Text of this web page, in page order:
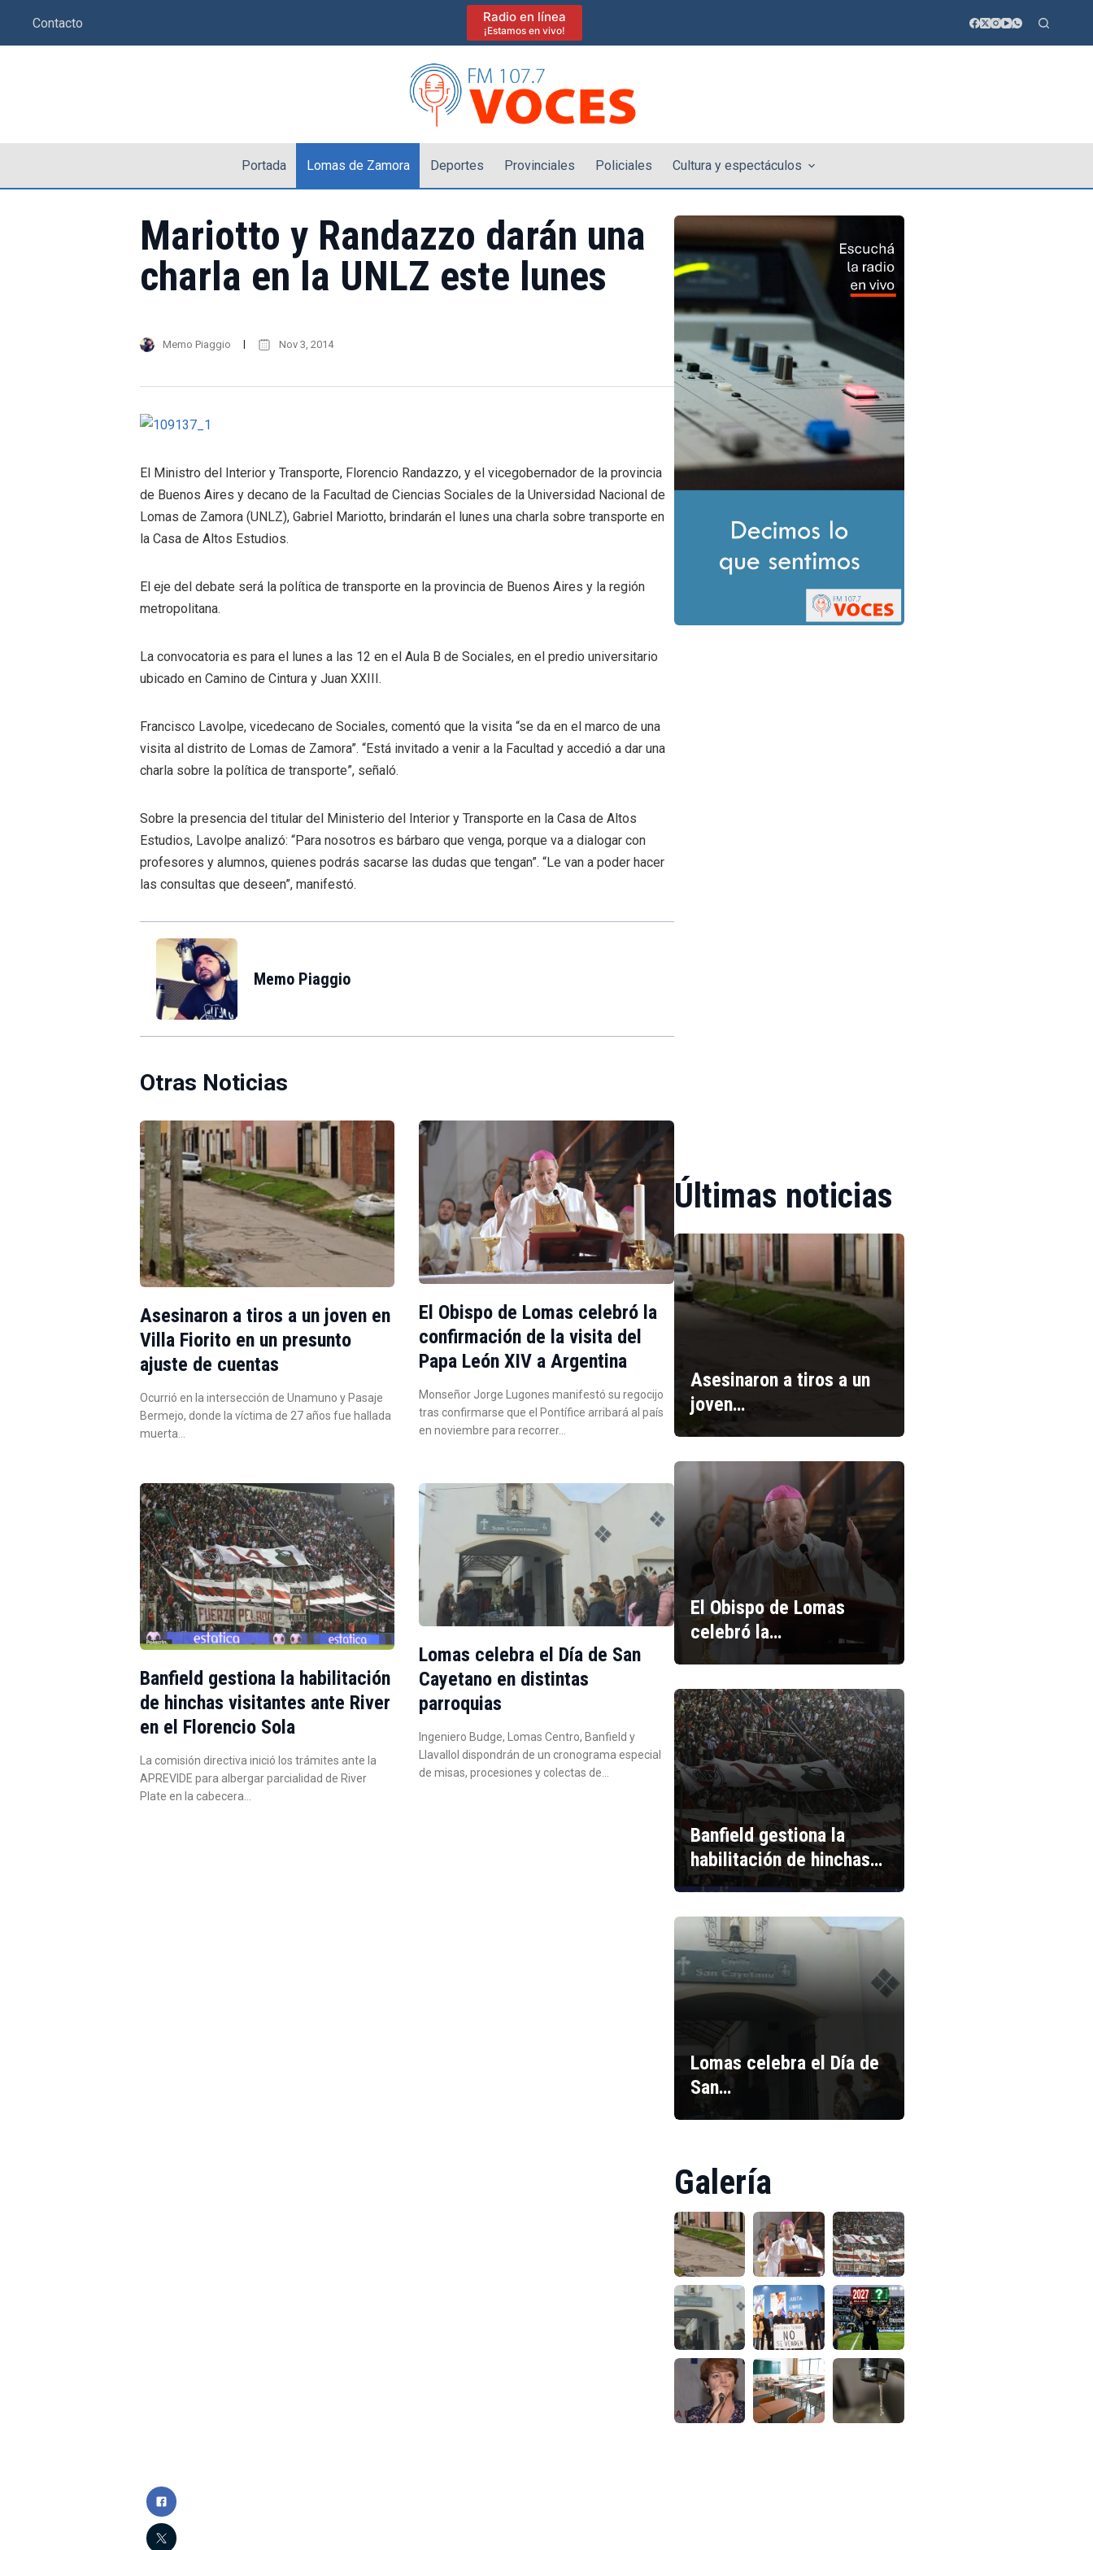
Contacto Radio en línea
¡Estamos en vivo!
Portada Lomas de Zamora Deportes Provinciales Policiales Cultura y espectáculos
Mariotto y Randazzo darán una
charla en la UNLZ este lunes
Memo Piaggio Nov 3, 2014
El Ministro del Interior y Transporte, Florencio Randazzo, y el vicegobernador de la provincia
de Buenos Aires y decano de la Facultad de Ciencias Sociales de la Universidad Nacional de
Lomas de Zamora (UNLZ), Gabriel Mariotto, brindarán el lunes una charla sobre transporte en
la Casa de Altos Estudios.
El eje del debate será la política de transporte en la provincia de Buenos Aires y la región
metropolitana.
La convocatoria es para el lunes a las 12 en el Aula B de Sociales, en el predio universitario
ubicado en Camino de Cintura y Juan XXIII.
Francisco Lavolpe, vicedecano de Sociales, comentó que la visita “se da en el marco de una
visita al distrito de Lomas de Zamora”. “Está invitado a venir a la Facultad y accedió a dar una
charla sobre la política de transporte”, señaló.
Sobre la presencia del titular del Ministerio del Interior y Transporte en la Casa de Altos
Estudios, Lavolpe analizó: “Para nosotros es bárbaro que venga, porque va a dialogar con
profesores y alumnos, quienes podrás sacarse las dudas que tengan”. “Le van a poder hacer
las consultas que deseen”, manifestó.
Memo Piaggio
Otras Noticias
Asesinaron a tiros a un joven en
Villa Fiorito en un presunto
ajuste de cuentas
Ocurrió en la intersección de Unamuno y Pasaje
Bermejo, donde la víctima de 27 años fue hallada
muerta…
El Obispo de Lomas celebró la
confirmación de la visita del
Papa León XIV a Argentina
Monseñor Jorge Lugones manifestó su regocijo
tras confirmarse que el Pontífice arribará al país
en noviembre para recorrer…
Banfield gestiona la habilitación
de hinchas visitantes ante River
en el Florencio Sola
La comisión directiva inició los trámites ante la
APREVIDE para albergar parcialidad de River
Plate en la cabecera…
Lomas celebra el Día de San
Cayetano en distintas
parroquias
Ingeniero Budge, Lomas Centro, Banfield y
Llavallol dispondrán de un cronograma especial
de misas, procesiones y colectas de…
Últimas noticias
Asesinaron a tiros a un
joven…
El Obispo de Lomas
celebró la…
Banfield gestiona la
habilitación de hinchas…
Lomas celebra el Día de
San…
Galería